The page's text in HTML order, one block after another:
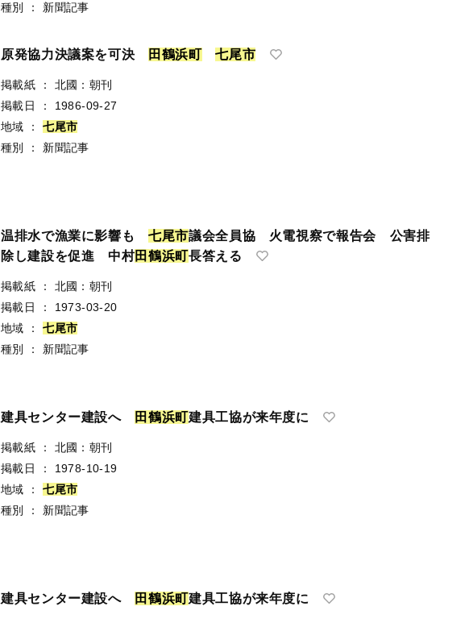
種別
： 新聞記事
原発協力決議案を可決 田 鶴浜町 七尾市
掲載紙 ：
北國：朝刊
掲載日
：
1986-09-27
地域
： 七尾市
種別
： 新聞記事
温排水で漁業に影響も七尾市議会全員協 火電視察で報告会 公害排
除し建設を促進 中村田鶴浜町長答える
掲載紙 ：
北國：朝刊
掲載日
：
1973-03-20
地域
： 七尾市
種別
： 新聞記事
建具センター建設へ 田鶴浜町建具工協が来年度に
掲載紙 ：
北國：朝刊
掲載日
：
1978-10-19
地域
： 七尾市
種別
： 新聞記事
建具センター建設へ 田鶴浜町建具工協が来年度に